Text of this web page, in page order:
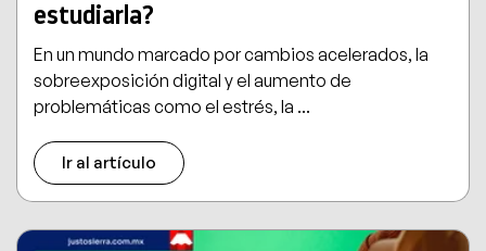
estudiarla?
En un mundo marcado por cambios acelerados, la
sobreexposición digital y el aumento de
problemáticas como el estrés, la ...
Ir al artículo